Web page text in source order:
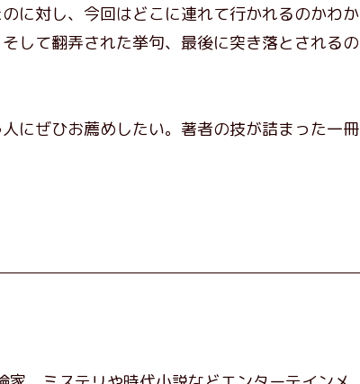
に対し、今回はどこに連れて行かれるのかわか
して翻弄された挙句、最後に突き落とされるの
にぜひお薦めしたい。著者の技が詰まった一冊